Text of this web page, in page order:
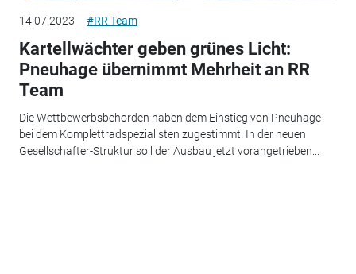
14.07.2023 #RR Team
Kartellwächter geben grünes Licht:
Pneuhage übernimmt Mehrheit an RR
Team
Die Wettbewerbsbehörden haben dem Einstieg von Pneuhage
bei dem Komplettradspezialisten zugestimmt. In der neuen
Gesellschafter-Struktur soll der Ausbau jetzt vorangetrieben...